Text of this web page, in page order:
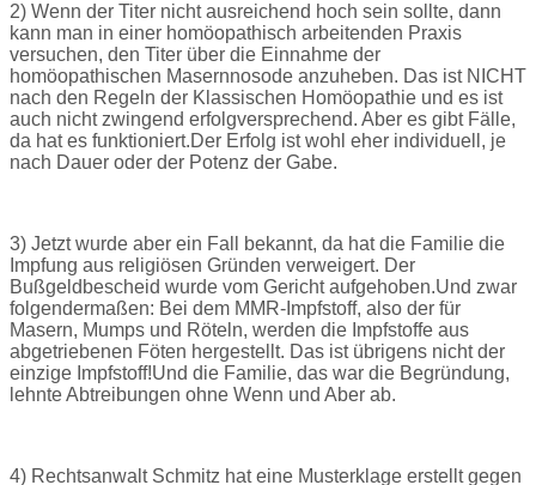
2) Wenn der Titer nicht ausreichend hoch sein sollte, dann
kann man in einer homöopathisch arbeitenden Praxis
versuchen, den Titer über die Einnahme der
homöopathischen Masernnosode anzuheben. Das ist NICHT
nach den Regeln der Klassischen Homöopathie und es ist
auch nicht zwingend erfolgversprechend. Aber es gibt Fälle,
da hat es funktioniert.Der Erfolg ist wohl eher individuell, je
nach Dauer oder der Potenz der Gabe.
3) Jetzt wurde aber ein Fall bekannt, da hat die Familie die
Impfung aus religiösen Gründen verweigert. Der
Bußgeldbescheid wurde vom Gericht aufgehoben.Und zwar
folgendermaßen: Bei dem MMR-Impfstoff, also der für
Masern, Mumps und Röteln, werden die Impfstoffe aus
abgetriebenen Föten hergestellt. Das ist übrigens nicht der
einzige Impfstoff!Und die Familie, das war die Begründung,
lehnte Abtreibungen ohne Wenn und Aber ab.
4) Rechtsanwalt Schmitz hat eine Musterklage erstellt gegen